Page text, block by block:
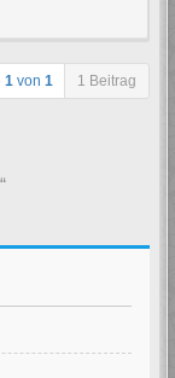
1 von 1 1 Beitrag